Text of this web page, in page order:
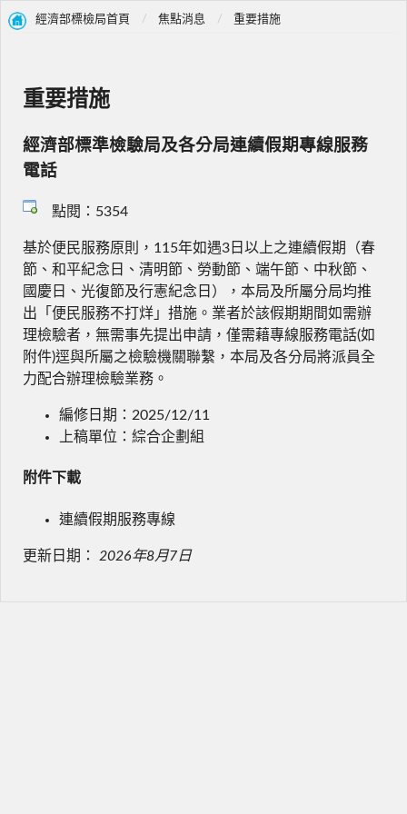
經濟部標檢局首頁 焦點消息 重要措施
重要措施
經濟部標準檢驗局及各分局連續假期專線服務
電話
點閱：5354
基於便民服務原則，115年如遇3日以上之連續假期（春
節、和平紀念日、清明節、勞動節、端午節、中秋節、
國慶日、光復節及行憲紀念日），本局及所屬分局均推
出「便民服務不打烊」措施。業者於該假期期間如需辦
理檢驗者，無需事先提出申請，僅需藉專線服務電話(如
附件)逕與所屬之檢驗機關聯繫，本局及各分局將派員全
力配合辦理檢驗業務。
編修日期：2025/12/11
上稿單位：綜合企劃組
附件下載
連續假期服務專線
更新日期： 2026年8月7日